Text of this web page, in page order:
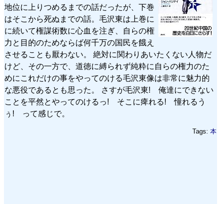
地位に上りつめるまでの話だったが、下巻
はそこから死ぬまでの話。毛沢東は上巻に
に続いて権謀術数に心血を注ぎ、自らの権
力と目的のためならば何千万の国民を餓え
させることも厭わない。 絶対に関わりあいたくない人物だ
けど、その一方で、道徳に縛られず純粋に自らの権力のた
めにこれだけの事をやってのける毛沢東像は非常に魅力的
な悪役であるとも思った。 さすが毛沢東! 俺達にできない
ことを平然とやってのけるっ! そこに痺れる! 憧れるう
ぅ! って感じで。
Tags: 本